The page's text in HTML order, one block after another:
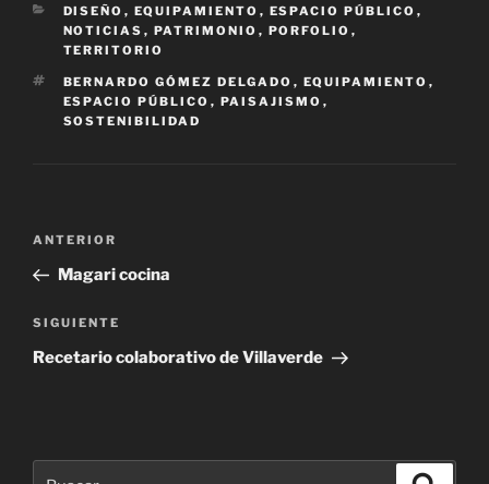
CATEGORÍAS
DISEÑO , EQUIPAMIENTO , ESPACIO PÚBLICO ,
NOTICIAS , PATRIMONIO , PORFOLIO ,
TERRITORIO
ETIQUETAS
BERNARDO GÓMEZ DELGADO , EQUIPAMIENTO ,
ESPACIO PÚBLICO , PAISAJISMO ,
SOSTENIBILIDAD
Navegación
entradas
Entrada
anterior:
ANTERIOR
Magari cocina
Siguiente
entrada
SIGUIENTE
Recetario colaborativo de Villaverde